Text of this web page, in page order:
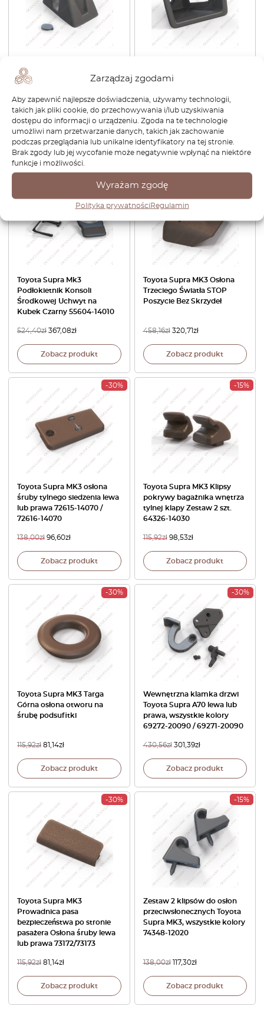
Zarządzaj zgodami
Aby zapewnić najlepsze doświadczenia, używamy technologii,
takich jak pliki cookie, do przechowywania i/lub uzyskiwania
dostępu do informacji o urządzeniu. Zgoda na te technologie
umożliwi nam przetwarzanie danych, takich jak zachowanie
podczas przeglądania lub unikalne identyfikatory na tej stronie.
Brak zgody lub jej wycofanie może negatywnie wpłynąć na niektóre
funkcje i możliwości.
Wyrażam zgodę
Polityka prywatnościRegulamin
Toyota Supra MK3 wszystkie
kolory 63685-14010
287,04 zł 243,98 zł
Zobacz produkt
klamki drzwi lewa lub prawa
14010 / 69277-14010
248,40 zł 173,88zł
Zobacz produkt
Toyota Supra Mk3
Podłokietnik Konsoli
Środkowej Uchwyt na
Kubek Czarny 55604-14010
524,40zł 367,08zł
Zobacz produkt
Toyota Supra MK3 Osłona
Trzeciego Światła STOP
Poszycie Bez Skrzydeł
458,16zł 320,71zł
Zobacz produkt
-30%
Toyota Supra MK3 osłona
śruby tylnego siedzenia lewa
lub prawa 72615-14070 /
72616-14070
138,00zł 96,60zł
Zobacz produkt
-15%
Toyota Supra MK3 Klipsy
pokrywy bagażnika wnętrza
tylnej klapy Zestaw 2 szt.
64326-14030
115,92zł 98,53zł
Zobacz produkt
-30%
Toyota Supra MK3 Targa
Górna osłona otworu na
śrubę podsufitki
115,92zł 81,14zł
Zobacz produkt
-30%
Wewnętrzna klamka drzwi
Toyota Supra A70 lewa lub
prawa, wszystkie kolory
69272-20090 / 69271-20090
430,56zł 301,39zł
Zobacz produkt
-30%
Toyota Supra MK3
Prowadnica pasa
bezpieczeństwa po stronie
pasażera Osłona śruby lewa
lub prawa 73172/73173
115,92zł 81,14zł
Zobacz produkt
-15%
Zestaw 2 klipsów do osłon
przeciwsłonecznych Toyota
Supra MK3, wszystkie kolory
74348-12020
138,00zł 117,30zł
Zobacz produkt